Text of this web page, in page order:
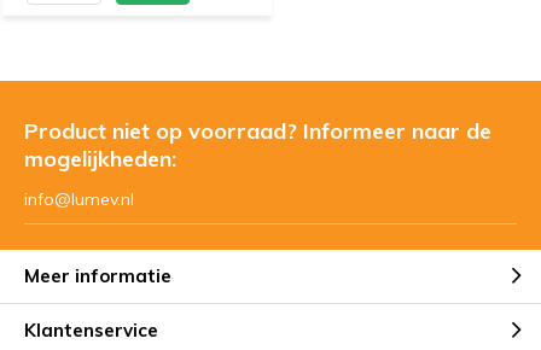
Product niet op voorraad? Informeer naar de
mogelijkheden:
info@lumev.nl
Meer informatie
Klantenservice